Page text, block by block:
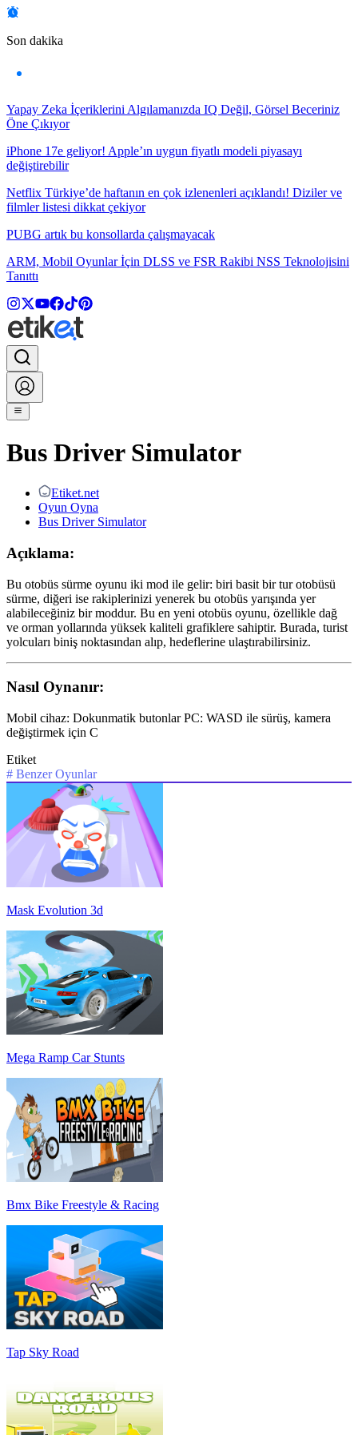
Son dakika
Yapay Zeka İçeriklerini Algılamanızda IQ Değil, Görsel Beceriniz
Öne Çıkıyor
iPhone 17e geliyor! Apple’ın uygun fiyatlı modeli piyasayı
değiştirebilir
Netflix Türkiye’de haftanın en çok izlenenleri açıklandı! Diziler ve
filmler listesi dikkat çekiyor
PUBG artık bu konsollarda çalışmayacak
ARM, Mobil Oyunlar İçin DLSS ve FSR Rakibi NSS Teknolojisini
Tanıttı
Bus Driver Simulator
Etiket.net
Oyun Oyna
Bus Driver Simulator
Açıklama:
Bu otobüs sürme oyunu iki mod ile gelir: biri basit bir tur otobüsü
sürme, diğeri ise rakiplerinizi yenerek bu otobüs yarışında yer
alabileceğiniz bir moddur. Bu en yeni otobüs oyunu, özellikle dağ
ve orman yollarında yüksek kaliteli grafiklere sahiptir. Burada, turist
yolcuları biniş noktasından alıp, hedeflerine ulaştırabilirsiniz.
Nasıl Oynanır:
Mobil cihaz: Dokunmatik butonlar PC: WASD ile sürüş, kamera
değiştirmek için C
Etiket
# Benzer Oyunlar
Mask Evolution 3d
Mega Ramp Car Stunts
Bmx Bike Freestyle & Racing
Tap Sky Road